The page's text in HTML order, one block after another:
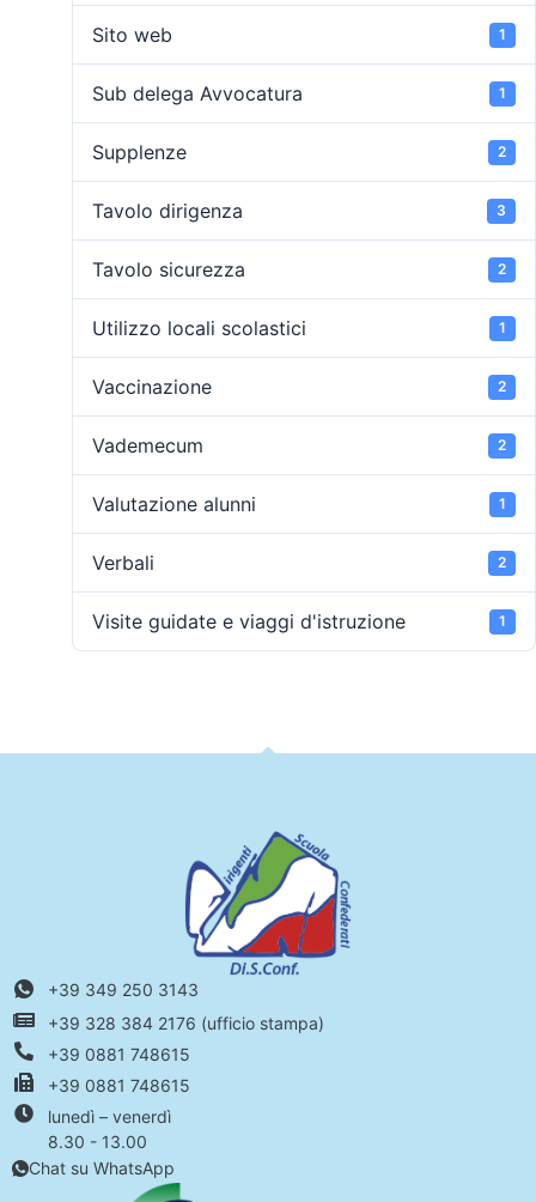
Sito web 1
Sub delega Avvocatura 1
Supplenze 2
Tavolo dirigenza 3
Tavolo sicurezza 2
Utilizzo locali scolastici 1
Vaccinazione 2
Vademecum 2
Valutazione alunni 1
Verbali 2
Visite guidate e viaggi d'istruzione 1
+39 349 250 3143
+39 328 384 2176 (ufficio stampa)
+39 0881 748615
+39 0881 748615
lunedì – venerdì
8.30 - 13.00
Chat su WhatsApp